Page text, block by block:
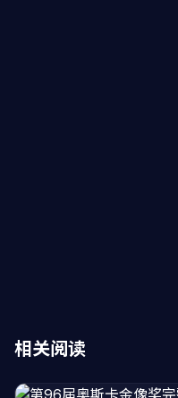
相关阅读